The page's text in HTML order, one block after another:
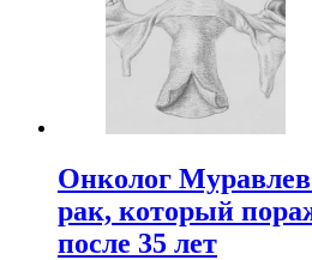
Онколог
рак, который
после 35 лет